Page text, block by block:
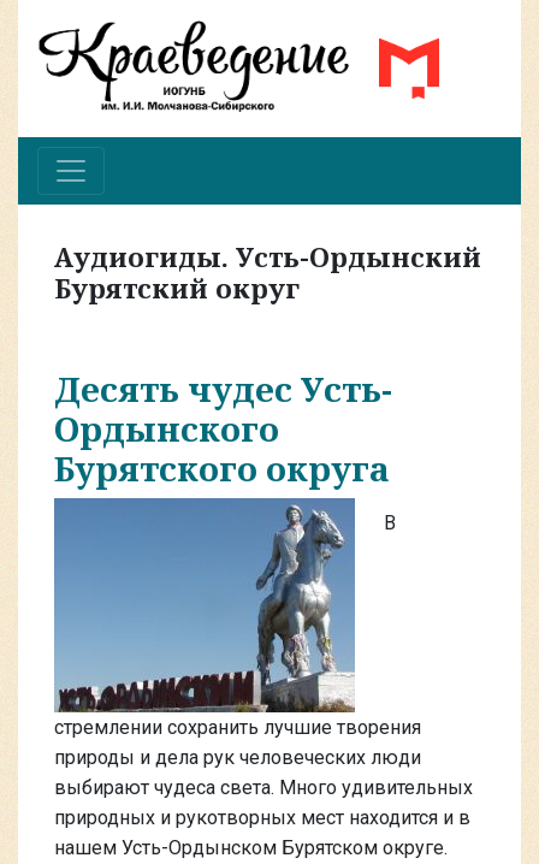
Аудиогиды. Усть-Ордынский
Бурятский округ
Десять чудес Усть-
Ордынского
Бурятского округа
В
стремлении сохранить лучшие творения
природы и дела рук человеческих люди
выбирают чудеса света. Много удивительных
природных и рукотворных мест находится и в
нашем Усть-Ордынском Бурятском округе.